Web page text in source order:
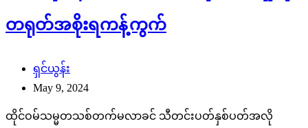
တရုတ်အစိုးရကန့်ကွက်
ရှင်ယွန်း
May 9, 2024
ထိုင်ဝမ်သမ္မတသစ်တက်မလာခင် သီတင်းပတ်နှစ်ပတ်အလို